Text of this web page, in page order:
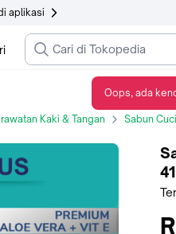
aplikasi
Kaki & Tangan Sabun
Oops, ada